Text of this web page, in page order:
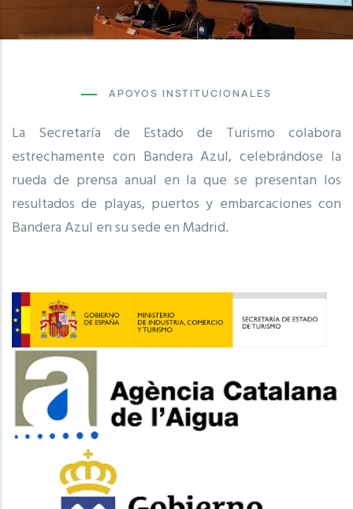
APOYOS INSTITUCIONALES
La Secretaría de Estado de Turismo colabora
estrechamente con Bandera Azul, celebrándose la
rueda de prensa anual en la que se presentan los
resultados de playas, puertos y embarcaciones con
Bandera Azul en su sede en Madrid.